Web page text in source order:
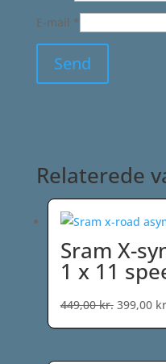
E-mail *
Relaterede
Sram X-
1 x 11
449,00kr. Den
399,00